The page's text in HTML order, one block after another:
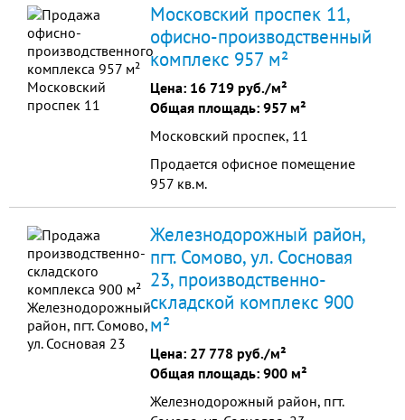
Московский проспек 11,
офисно-производственный
комплекс 957 м²
Цена: 16 719 руб./м²
Общая площадь: 957 м²
Московский проспек, 11
Продается офисное помещение
957 кв.м.
Железнодорожный район,
пгт. Сомово, ул. Сосновая
23, производственно-
складской комплекс 900
м²
Цена: 27 778 руб./м²
Общая площадь: 900 м²
Железнодорожный район, пгт.